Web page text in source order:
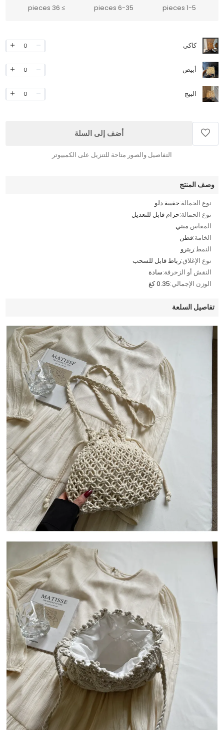
1-5 pieces
6-35 pieces
≥ 36 pieces
كاكي 0
أبيض 0
البيج 0
أضف إلى السلة
التفاصيل والصور متاحة للتنزيل على الكمبيوتر
وصف المنتج
نوع الحمالة:حقيبة دلو
نوع الحمالة:حزام قابل للتعديل
المقاس:ميني
الخامة:قطن
النمط:ريترو
نوع الإغلاق:رباط قابل للسحب
النقش أو الزخرفة:سادة
الوزن الإجمالي:0.35 كغ
تفاصيل السلعة